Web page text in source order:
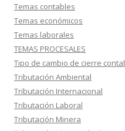
Temas contables
Temas económicos
Temas laborales
TEMAS PROCESALES
Tipo de cambio de cierre
Tributación Ambiental
Tributación Internacional
Tributación Laboral
Tributación Minera